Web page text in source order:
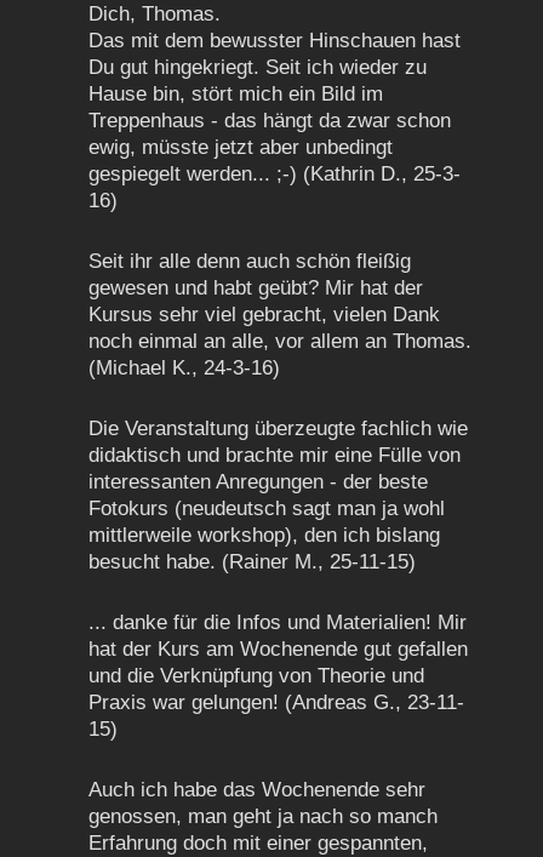
Dich, Thomas.
Das mit dem bewusster Hinschauen hast
Du gut hingekriegt. Seit ich wieder zu
Hause bin, stört mich ein Bild im
Treppenhaus - das hängt da zwar schon
ewig, müsste jetzt aber unbedingt
gespiegelt werden... ;-) (Kathrin D., 25-3-
16)
Seit ihr alle denn auch schön fleißig
gewesen und habt geübt? Mir hat der
Kursus sehr viel gebracht, vielen Dank
noch einmal an alle, vor allem an Thomas.
(Michael K., 24-3-16)
Die Veranstaltung überzeugte fachlich wie
didaktisch und brachte mir eine Fülle von
interessanten Anregungen - der beste
Fotokurs (neudeutsch sagt man ja wohl
mittlerweile workshop), den ich bislang
besucht habe. (Rainer M., 25-11-15)
... danke für die Infos und Materialien! Mir
hat der Kurs am Wochenende gut gefallen
und die Verknüpfung von Theorie und
Praxis war gelungen! (Andreas G., 23-11-
15)
Auch ich habe das Wochenende sehr
genossen, man geht ja nach so manch
Erfahrung doch mit einer gespannten,